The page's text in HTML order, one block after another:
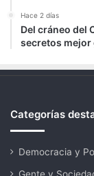
Hace 2 días
Del cráneo del
secretos mejor
Categorías
Democracia y